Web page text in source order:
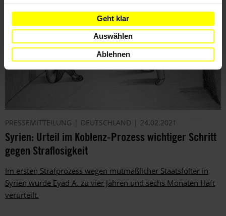
Geht klar
Auswählen
Ablehnen
PRESSEMITTEILUNG DEUTSCHLAND 24.02.2021
Syrien: Urteil im Koblenz-Prozess wichtiger Schritt
gegen Straflosigkeit
Im ersten Strafprozess wegen mutmaßlicher Staatsfolter in
Syrien wurde Eyad A. zu vier Jahren und sechs Monaten Haft
verurteilt.